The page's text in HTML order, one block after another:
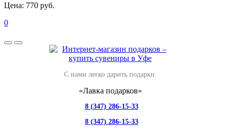
Цена: 770 руб.
0
С нами легко дарить подарки.
«Лавка подарков»
8 (347) 286-15-33
8 (347) 286-15-33